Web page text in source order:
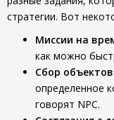
стратегии. Вот
Миссии на
как можно
Сбор объектов
определенное
говорят NPC.